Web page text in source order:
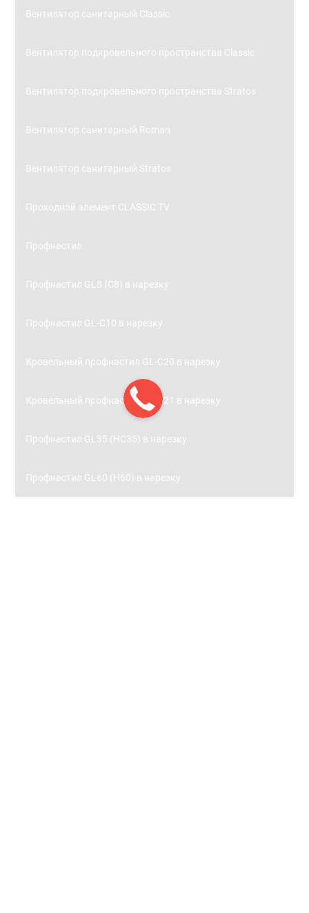
Вентилятор санитарный Classic
Вентилятор подкровельного пространства Classic
Вентилятор подкровельного пространства Stratos
Вентилятор санитарный Roman
Вентилятор санитарный Stratos
Проходной элемент CLASSIC TV
Профнастил
Профнастил GL8 (С8) в нарезку
Профнастил GL-С10 в нарезку
Кровельный профнастил GL-С20 в нарезку
Кровельный профнастил GL-С21 в нарезку
Профнастил GL35 (НС35) в нарезку
Профнастил GL60 (Н60) в нарезку